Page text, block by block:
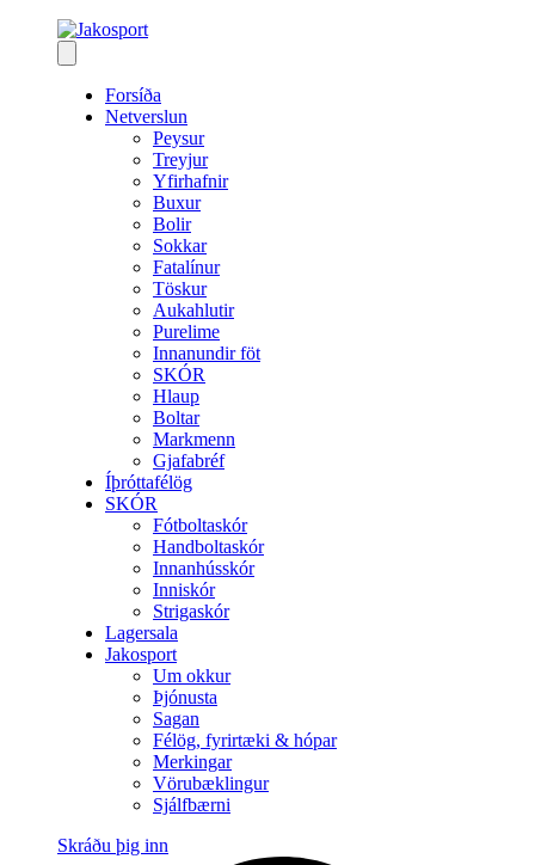
Forsíða
Netverslun
Peysur
Treyjur
Yfirhafnir
Buxur
Bolir
Sokkar
Fatalínur
Töskur
Aukahlutir
Purelime
Innanundir föt
SKÓR
Hlaup
Boltar
Markmenn
Gjafabréf
Íþróttafélög
SKÓR
Fótboltaskór
Handboltaskór
Innanhússkór
Inniskór
Strigaskór
Lagersala
Jakosport
Um okkur
Þjónusta
Sagan
Félög, fyrirtæki & hópar
Merkingar
Vörubæklingur
Sjálfbærni
Skráðu þig inn